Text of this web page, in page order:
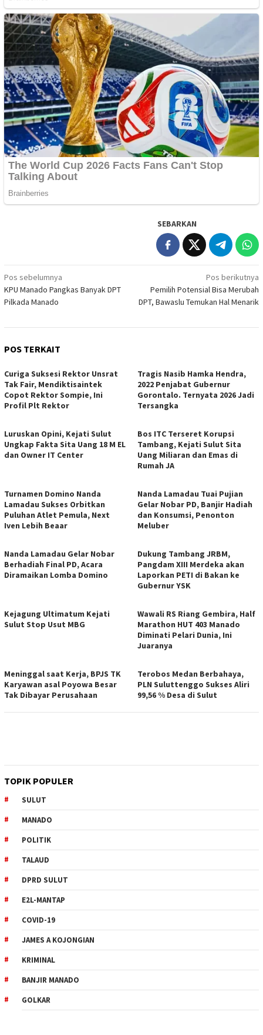
SEBARKAN
Navigasi
pos
Pos sebelumnya
KPU Manado Pangkas Banyak DPT
Pilkada Manado
Pos berikutnya
Pemilih Potensial Bisa Merubah
DPT, Bawaslu Temukan Hal Menarik
POS TERKAIT
Curiga Suksesi Rektor Unsrat
Tak Fair, Mendiktisaintek
Copot Rektor Sompie, Ini
Profil Plt Rektor
Tragis Nasib Hamka Hendra,
2022 Penjabat Gubernur
Gorontalo. Ternyata 2026 Jadi
Tersangka
Luruskan Opini, Kejati Sulut
Ungkap Fakta Sita Uang 18 M EL
dan Owner IT Center
Bos ITC Terseret Korupsi
Tambang, Kejati Sulut Sita
Uang Miliaran dan Emas di
Rumah JA
Turnamen Domino Nanda
Lamadau Sukses Orbitkan
Puluhan Atlet Pemula, Next
Iven Lebih Beaar
Nanda Lamadau Tuai Pujian
Gelar Nobar PD, Banjir Hadiah
dan Konsumsi, Penonton
Meluber
Nanda Lamadau Gelar Nobar
Berhadiah Final PD, Acara
Diramaikan Lomba Domino
Dukung Tambang JRBM,
Pangdam XIII Merdeka akan
Laporkan PETI di Bakan ke
Gubernur YSK
Kejagung Ultimatum Kejati
Sulut Stop Usut MBG
Wawali RS Riang Gembira, Half
Marathon HUT 403 Manado
Diminati Pelari Dunia, Ini
Juaranya
Meninggal saat Kerja, BPJS TK
Karyawan asal Poyowa Besar
Tak Dibayar Perusahaan
Terobos Medan Berbahaya,
PLN Suluttenggo Sukses Aliri
99,56 % Desa di Sulut
TOPIK POPULER
SULUT
MANADO
POLITIK
TALAUD
DPRD SULUT
E2L-MANTAP
COVID-19
JAMES A KOJONGIAN
KRIMINAL
BANJIR MANADO
GOLKAR